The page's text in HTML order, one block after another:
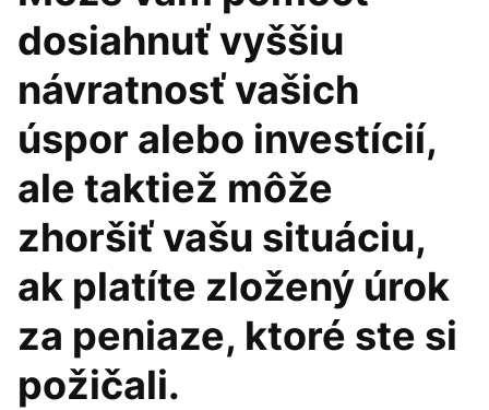
dosiahnuť vyššiu
návratnosť vašich
úspor alebo investícií,
ale taktiež môže
zhoršiť vašu situáciu,
ak platíte zložený úrok
za peniaze, ktoré ste si
požičali.